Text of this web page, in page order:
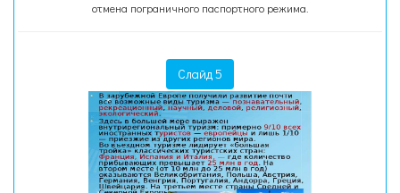
отмена пограничного паспортного режима.
Слайд 5